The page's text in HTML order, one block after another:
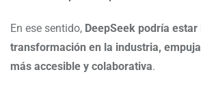
En ese sentido, DeepSeek podría
transformación en la industria,
más accesible y colaborativa.